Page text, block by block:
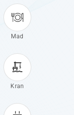
Mad
Kran